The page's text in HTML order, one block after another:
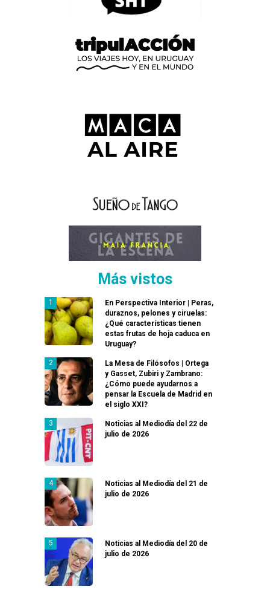
Más vistos
En Perspectiva Interior | Peras,
duraznos, pelones y ciruelas:
¿Qué características tienen
estas frutas de hoja caduca en
Uruguay?
La Mesa de Filósofos | Ortega
y Gasset, Zubiri y Zambrano:
¿Cómo puede ayudarnos a
pensar la Escuela de Madrid en
el siglo XXI?
Noticias al Mediodía del 22 de
julio de 2026
Noticias al Mediodía del 21 de
julio de 2026
Noticias al Mediodía del 20 de
julio de 2026